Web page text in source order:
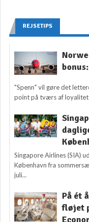
REJSETIPS
"Spenn" vil gøre det
point på tværs af
Singapore Airlines (SIA)
København fra
juli...
På ét
fløjet